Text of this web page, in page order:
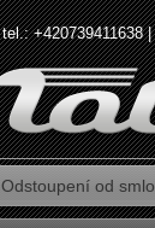
tel.: +420739411638
Odstoupení od